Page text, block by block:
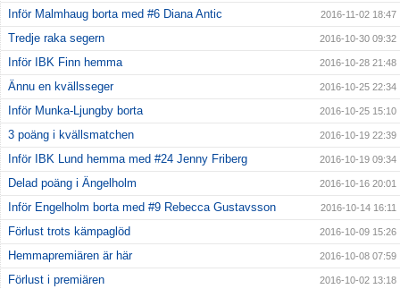
Inför Malmhaug borta med #6 Diana Antic 2016-11-02 18:47
Tredje raka segern 2016-10-30 09:32
Inför IBK Finn hemma 2016-10-28 21:48
Ännu en kvällsseger 2016-10-25 22:34
Inför Munka-Ljungby borta 2016-10-25 15:10
3 poäng i kvällsmatchen 2016-10-19 22:39
Inför IBK Lund hemma med #24 Jenny Friberg 2016-10-19 09:34
Delad poäng i Ängelholm 2016-10-16 20:01
Inför Engelholm borta med #9 Rebecca Gustavsson 2016-10-14 16:11
Förlust trots kämpaglöd 2016-10-09 15:26
Hemmapremiären är här 2016-10-08 07:59
Förlust i premiären 2016-10-02 13:18